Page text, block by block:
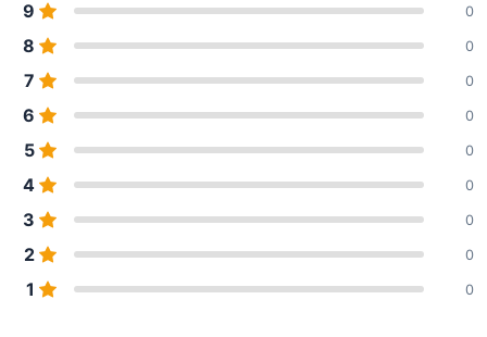
9 0
8 0
7 0
6 0
5 0
4 0
3 0
2 0
1 0